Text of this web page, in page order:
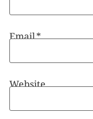
Email*
Website